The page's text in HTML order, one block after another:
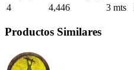
4
4,446 3 mts
Productos Similares